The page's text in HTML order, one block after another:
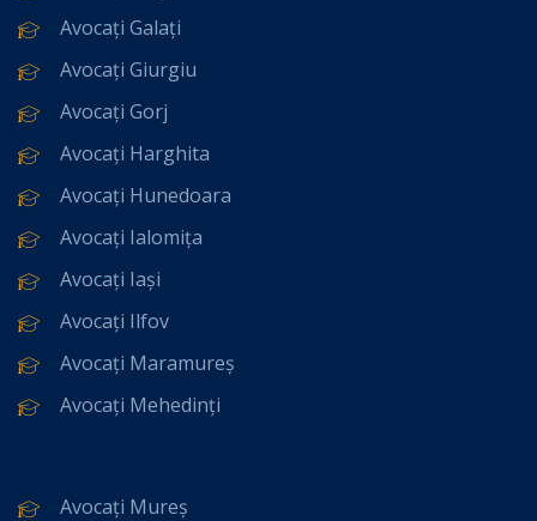
Avocați Galați
Avocați Giurgiu
Avocați Gorj
Avocați Harghita
Avocați Hunedoara
Avocați Ialomița
Avocați Iași
Avocați Ilfov
Avocați Maramureș
Avocați Mehedinți
Avocați Mureș